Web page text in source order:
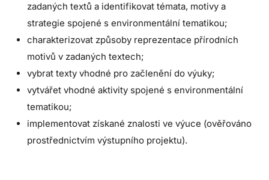
zadaných textů a identifikovat témata, motivy a
strategie spojené s environmentální tematikou;
charakterizovat způsoby reprezentace přírodních
motivů v zadaných textech;
vybrat texty vhodné pro začlenění do výuky;
vytvářet vhodné aktivity spojené s environmentální
tematikou;
implementovat získané znalosti ve výuce (ověřováno
prostřednictvím výstupního projektu).